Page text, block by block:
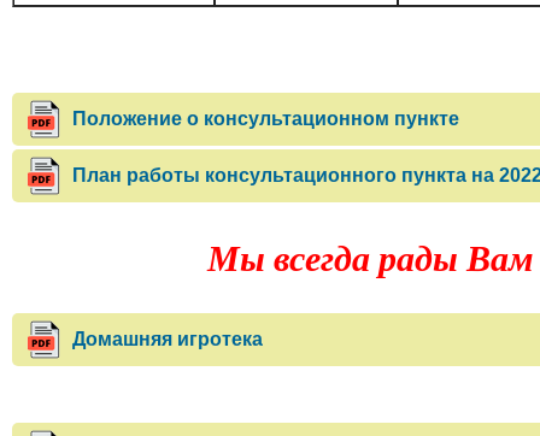
Положение о консультационном пункте
План работы консультационного пункта на
Мы всегда рады
Домашняя игротека